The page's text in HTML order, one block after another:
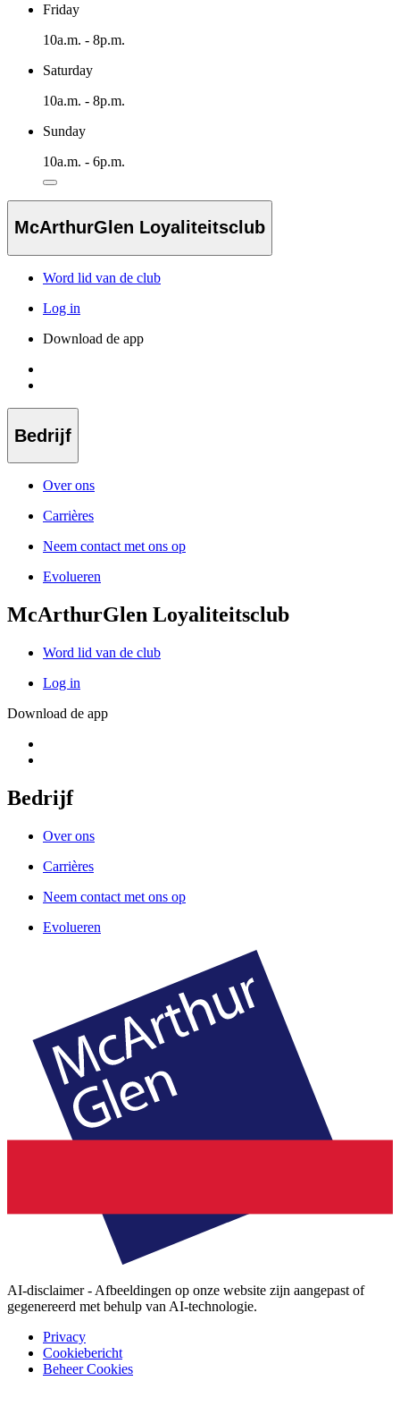
Friday
10a.m. - 8p.m.
Saturday
10a.m. - 8p.m.
Sunday
10a.m. - 6p.m.
McArthurGlen Loyaliteitsclub
Word lid van de club
Log in
Download de app
Bedrijf
Over ons
Carrières
Neem contact met ons op
Evolueren
McArthurGlen Loyaliteitsclub
Word lid van de club
Log in
Download de app
Bedrijf
Over ons
Carrières
Neem contact met ons op
Evolueren
AI-disclaimer - Afbeeldingen op onze website zijn aangepast of
gegenereerd met behulp van AI-technologie.
Privacy
Cookiebericht
Beheer Cookies